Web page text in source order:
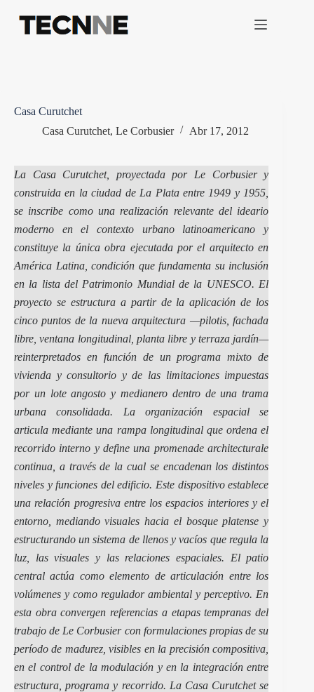
contenido
Casa Curutchet
Casa Curutchet, Le Corbusier Abr 17, 2012
La Casa Curutchet, proyectada por Le Corbusier y
construida en la ciudad de La Plata entre 1949 y 1955,
se inscribe como una realización relevante del ideario
moderno en el contexto urbano latinoamericano y
constituye la única obra ejecutada por el arquitecto en
América Latina, condición que fundamenta su inclusión
en la lista del Patrimonio Mundial de la UNESCO. El
proyecto se estructura a partir de la aplicación de los
cinco puntos de la nueva arquitectura —pilotis, fachada
libre, ventana longitudinal, planta libre y terraza jardín—
reinterpretados en función de un programa mixto de
vivienda y consultorio y de las limitaciones impuestas
por un lote angosto y medianero dentro de una trama
urbana consolidada. La organización espacial se
articula mediante una rampa longitudinal que ordena el
recorrido interno y define una promenade architecturale
continua, a través de la cual se encadenan los distintos
niveles y funciones del edificio. Este dispositivo establece
una relación progresiva entre los espacios interiores y el
entorno, mediando visuales hacia el bosque platense y
estructurando un sistema de llenos y vacíos que regula la
luz, las visuales y las relaciones espaciales. El patio
central actúa como elemento de articulación entre los
volúmenes y como regulador ambiental y perceptivo. En
esta obra convergen referencias a etapas tempranas del
trabajo de Le Corbusier con formulaciones propias de su
período de madurez, visibles en la precisión compositiva,
en el control de la modulación y en la integración entre
estructura, programa y recorrido. La Casa Curutchet se